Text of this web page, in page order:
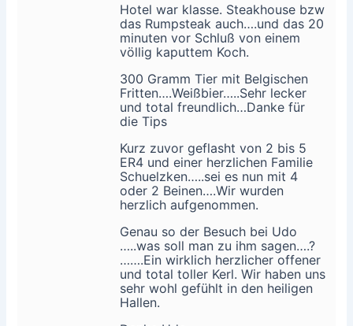
Hotel war klasse. Steakhouse bzw
das Rumpsteak auch….und das 20
minuten vor Schluß von einem
völlig kaputtem Koch.
300 Gramm Tier mit Belgischen
Fritten….Weißbier…..Sehr lecker
und total freundlich…Danke für
die Tips
Kurz zuvor geflasht von 2 bis 5
ER4 und einer herzlichen Familie
Schuelzken…..sei es nun mit 4
oder 2 Beinen….Wir wurden
herzlich aufgenommen.
Genau so der Besuch bei Udo
…..was soll man zu ihm sagen….?
…….Ein wirklich herzlicher offener
und total toller Kerl. Wir haben uns
sehr wohl gefühlt in den heiligen
Hallen.